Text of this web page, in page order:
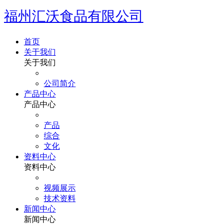
福州汇沃食品有限公司
首页
关于我们
关于我们
公司简介
产品中心
产品中心
产品
综合
文化
资料中心
资料中心
视频展示
技术资料
新闻中心
新闻中心